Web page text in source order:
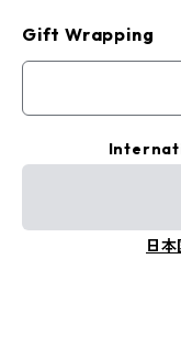
Gift Wrapping
日